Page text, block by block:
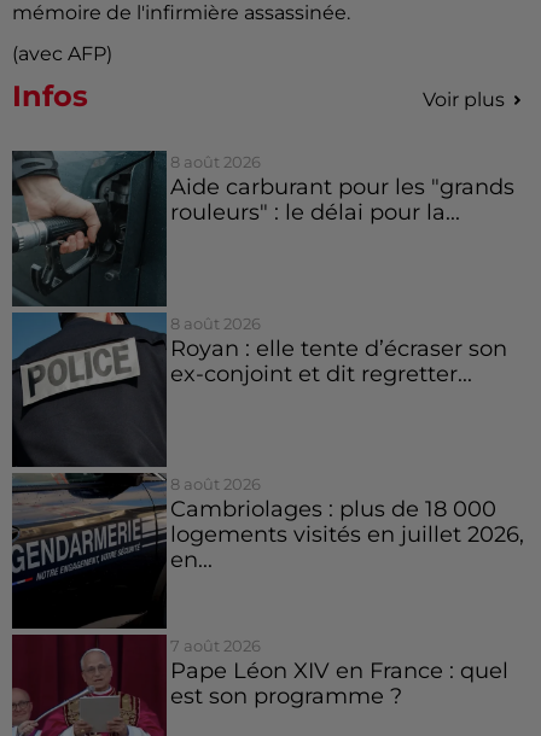
mémoire de l'infirmière assassinée.
(avec AFP)
Infos Voir plus
8 août 2026
Aide carburant pour les "grands
rouleurs" : le délai pour la...
8 août 2026
Royan : elle tente d’écraser son
ex-conjoint et dit regretter...
8 août 2026
Cambriolages : plus de 18 000
logements visités en juillet 2026,
en...
7 août 2026
Pape Léon XIV en France : quel
est son programme ?